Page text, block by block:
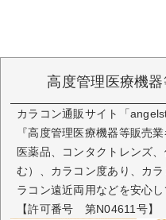
高度管理医療機
カラコン通販サイト「
『高度管理医療機器等販売
医薬品、コンタクトレンズ
む）、カラコン度あり、カ
ラコン遠近両用などを安心
【許可番号 第N04611号】